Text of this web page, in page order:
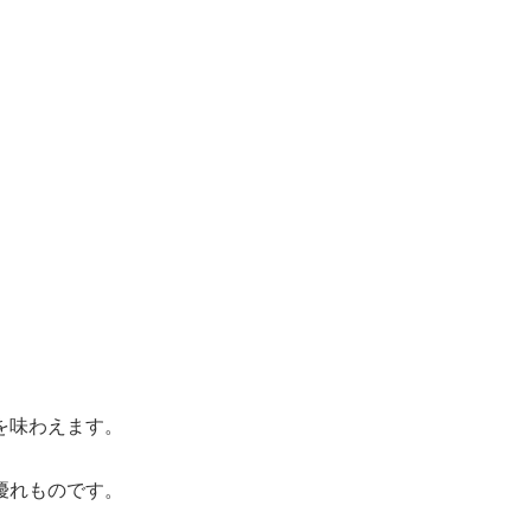
わえます。
ものです。